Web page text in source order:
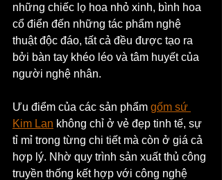
những chiếc lọ hoa nhỏ xinh, bình hoa
cổ điển đến những tác phẩm nghệ
thuật độc đáo, tất cả đều được tạo ra
bởi bàn tay khéo léo và tâm huyết của
người nghệ nhân.
Ưu điểm của các sản phẩm gốm sứ
Kim Lan không chỉ ở vẻ đẹp tinh tế, sự
tỉ mỉ trong từng chi tiết mà còn ở giá cả
hợp lý. Nhờ quy trình sản xuất thủ công
truyền thống kết hợp với công nghệ